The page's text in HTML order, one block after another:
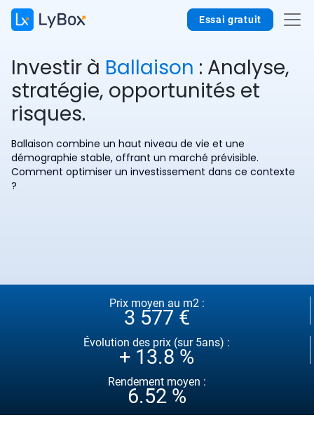
Essai gratuit
Investir à Ballaison : Analyse,
stratégie, opportunités et
risques.
Ballaison combine un haut niveau de vie et une
démographie stable, offrant un marché prévisible.
Comment optimiser un investissement dans ce contexte
?
Prix moyen au m2 :
3 577 €
Évolution des prix (sur 5ans) :
+ 13.8 %
Rendement moyen :
6.52 %